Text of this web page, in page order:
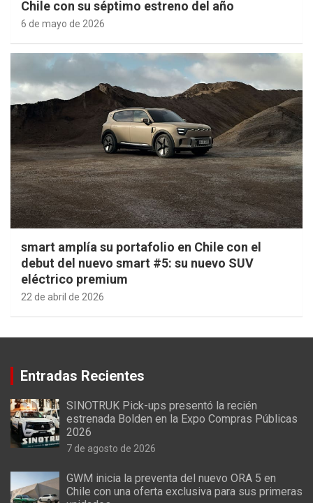
Chile con su séptimo estreno del año
6 de mayo de 2026
smart amplía su portafolio en Chile con el
debut del nuevo smart #5: su nuevo SUV
eléctrico premium
22 de abril de 2026
Entradas Recientes
SINOTRUK Pick-ups presentó la recién
estrenada Bolden en la Expo Compras Públicas
2026
7 de agosto de 2026
GWM inicia la preventa del nuevo ORA 5 en
Chile con una oferta exclusiva para sus primeras